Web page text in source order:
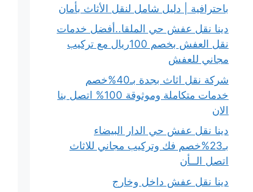
باحترافية | دليل شامل لنقل الأثاث بأمان
دينا نقل عفش حي الملقا..أفضل خدمات
نقل العفش بخصم 100ريال مع تركيب
مجاني للعفش
شركة نقل اثاث بجدة بـ40%خصم
خدمات متكاملة وموثوقة 100% اتصل بنا
الان
دينا نقل عفش حي الدار البيضاء
بـ23%خصم فك وتركيب مجاني للاثاث
اتصل الــأن
دينا نقل عفش داخل وخارج